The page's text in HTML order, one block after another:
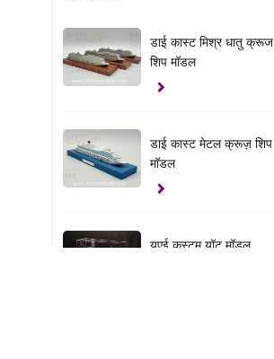
डाई कास्ट मिश्र धातु क्रूज
शिप मॉडल
डाई कास्ट मेटल क्रूज़ शिप
मॉडल
यूएई कस्टम यॉट मॉडल